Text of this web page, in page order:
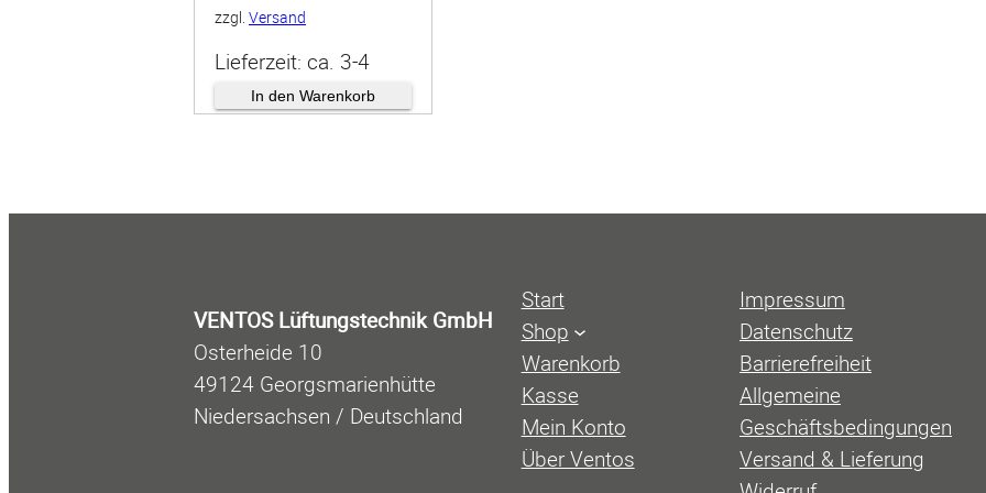
zzgl. Versand
Lieferzeit: ca. 3-4
Wochen
In den Warenkorb
VENTOS Lüftungstechnik GmbH
Osterheide 10
49124 Georgsmarienhütte
Niedersachsen / Deutschland
Start
Shop
Warenkorb
Kasse
Mein Konto
Über Ventos
Impressum
Datenschutz
Barrierefreiheit
Allgemeine
Geschäftsbedingungen
Versand & Lieferung